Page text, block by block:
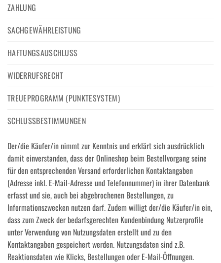
ZAHLUNG
SACHGEWÄHRLEISTUNG
HAFTUNGSAUSCHLUSS
WIDERRUFSRECHT
TREUEPROGRAMM (PUNKTESYSTEM)
SCHLUSSBESTIMMUNGEN
Der/die Käufer/in nimmt zur Kenntnis und erklärt sich ausdrücklich
damit einverstanden, dass der Onlineshop beim Bestellvorgang seine
für den entsprechenden Versand erforderlichen Kontaktangaben
(Adresse inkl. E-Mail-Adresse und Telefonnummer) in ihrer Datenbank
erfasst und sie, auch bei abgebrochenen Bestellungen, zu
Informationszwecken nutzen darf. Zudem willigt der/die Käufer/in ein,
dass zum Zweck der bedarfsgerechten Kundenbindung Nutzerprofile
unter Verwendung von Nutzungsdaten erstellt und zu den
Kontaktangaben gespeichert werden. Nutzungsdaten sind z.B.
Reaktionsdaten wie Klicks, Bestellungen oder E-Mail-Öffnungen.